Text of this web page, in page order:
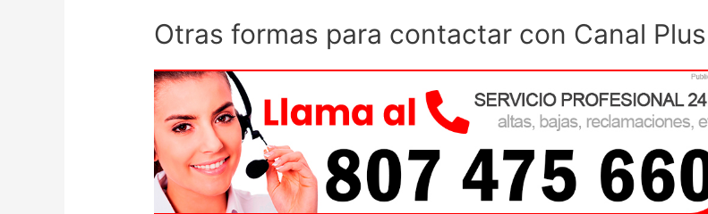
Otras formas para contactar con Canal Plus